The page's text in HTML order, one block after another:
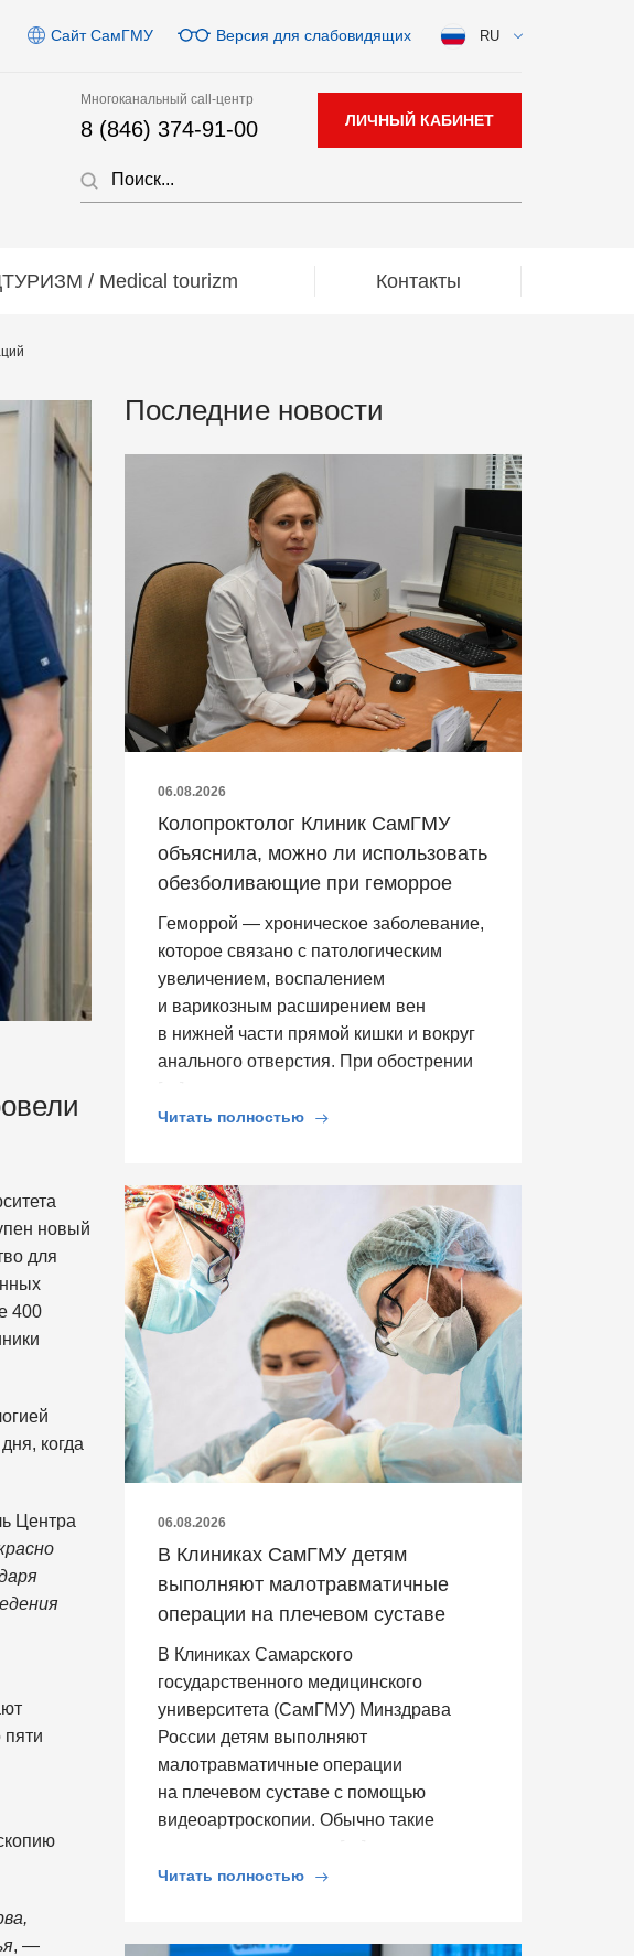
Сайт СамГМУ Версия для слабовидящих RU
Многоканальный call-центр
8 (846) 374-91-00 ЛИЧНЫЙ КАБИНЕТ
/ Medical tourizm Контакты
новый
для
400
когда
Центра
, —
Последние новости
06.08.2026
Колопроктолог Клиник СамГМУ
объяснила, можно ли использовать
обезболивающие при геморрое
Геморрой — хроническое заболевание,
которое связано с патологическим
увеличением, воспалением
и варикозным расширением вен
в нижней части прямой кишки и вокруг
анального отверстия. При обострении
Читать полностью
06.08.2026
В Клиниках СамГМУ детям
выполняют малотравматичные
операции на плечевом суставе
В Клиниках Самарского
государственного медицинского
университета (СамГМУ) Минздрава
России детям выполняют
малотравматичные операции
на плечевом суставе с помощью
видеоартроскопии. Обычно такие
Читать полностью